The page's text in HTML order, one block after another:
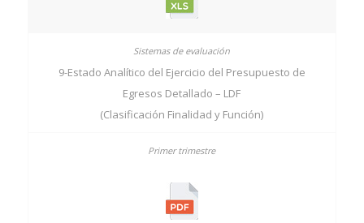
9-Estado Analítico del Ejercicio del Presupuesto de
Egresos Detallado – LDF
(Clasificación Finalidad y Función)